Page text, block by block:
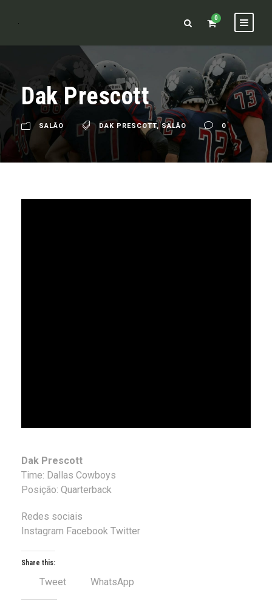
0
Dak Prescott
SALÃO DAK PRESCOTT, SALÃO 0
Dak Prescott
Time: Dallas Cowboys
Posição: Quarterback
Redes sociais
Instagram Facebook Twitter
Share this:
Tweet WhatsApp